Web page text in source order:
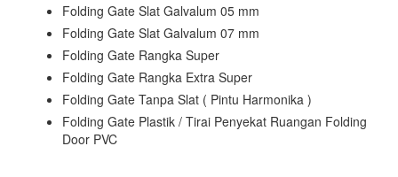
Folding Gate Slat Galvalum 05 mm
Folding Gate Slat Galvalum 07 mm
Folding Gate Rangka Super
Folding Gate Rangka Extra Super
Folding Gate Tanpa Slat ( Pintu Harmonika )
Folding Gate Plastik / Tirai Penyekat Ruangan Folding
Door PVC